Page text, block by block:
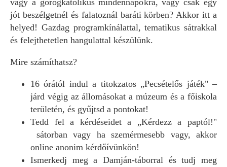
vagy a görögkatolikus mindennapokra, vagy csak egy
jót beszélgetnél és falatoznál baráti körben? Akkor itt a
helyed! Gazdag programkínálattal, tematikus sátrakkal
és felejthetetlen hangulattal készülünk.
Mire számíthatsz?
16 órától indul a titokzatos „Pecsételős játék" –
járd végig az állomásokat a múzeum és a főiskola
területén, és gyűjtsd a pontokat!
Tedd fel a kérdéseidet a „Kérdezz a paptól!"
sátorban vagy ha szemérmesebb vagy, akkor
online anonim kérdőívünkön!
Ismerkedj meg a Damján-táborral és tudj meg